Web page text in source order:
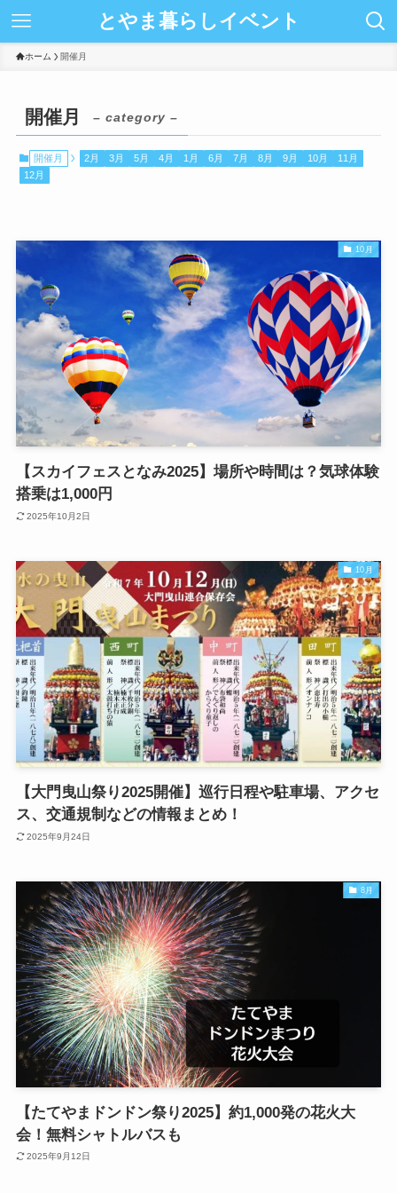
とやま暮らしイベント
ホーム 開催月
開催月 – category –
開催月 2月 3月 5月 4月 1月 6月 7月 8月 9月 10月
11月
12月
10月
【スカイフェスとなみ2025】場所や時間は？気球体験
搭乗は1,000円
2025年10月2日
10月
【大門曳山祭り2025開催】巡行日程や駐車場、アクセ
ス、交通規制などの情報まとめ！
2025年9月24日
8月
【たてやまドンドン祭り2025】約1,000発の花火大
会！無料シャトルバスも
2025年9月12日